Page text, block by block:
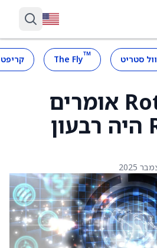
וול סטריט ™
The Fly
Roth Capital אומרים
של-Rubrik היה רבעון